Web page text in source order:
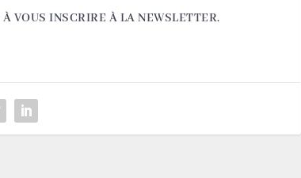
VOUS INSCRIRE À LA NEWSLETTER.